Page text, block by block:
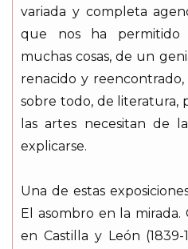
variada y completa
que nos ha permitido
muchas cosas, de un
renacido y
sobre todo, de literatura,
las artes necesitan de
explicarse.
Una de estas
El asombro en la
en Castilla y León